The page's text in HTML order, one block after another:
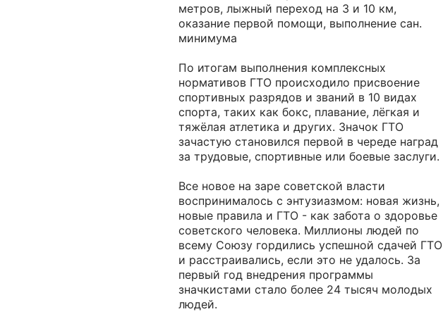
метров, лыжный переход на 3 и 10 км,
оказание первой помощи, выполнение сан.
минимума
По итогам выполнения комплексных
нормативов ГТО происходило присвоение
спортивных разрядов и званий в 10 видах
спорта, таких как бокс, плавание, лёгкая и
тяжёлая атлетика и других. Значок ГТО
зачастую становился первой в череде наград
за трудовые, спортивные или боевые заслуги.
Все новое на заре советской власти
воспринималось с энтузиазмом: новая жизнь,
новые правила и ГТО - как забота о здоровье
советского человека. Миллионы людей по
всему Союзу гордились успешной сдачей ГТО
и расстраивались, если это не удалось. За
первый год внедрения программы
значкистами стало более 24 тысяч молодых
людей.